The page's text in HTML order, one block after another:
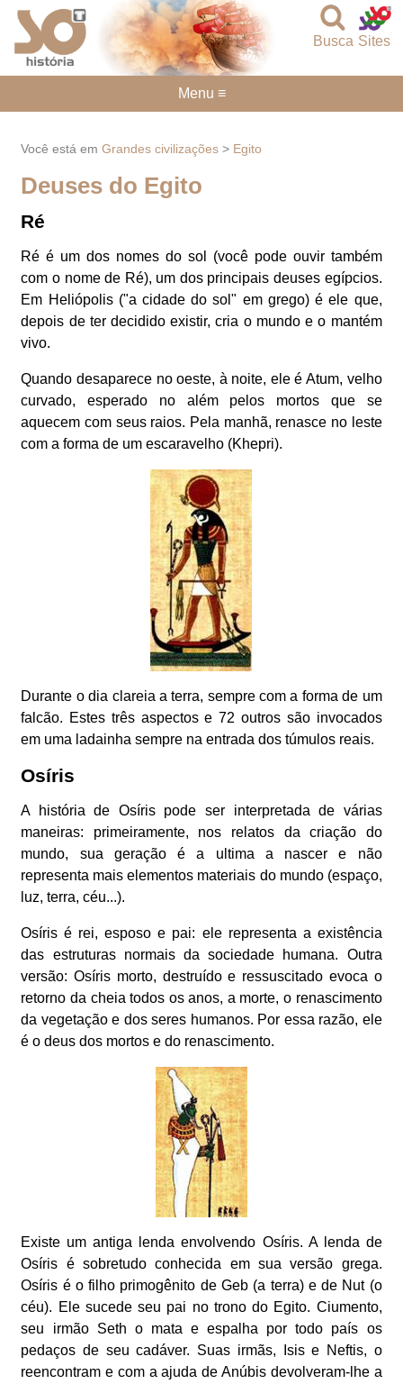
Sites
Busca
Você está emGrandes civilizações > Egito
Deuses do Egito
Ré
Ré é um dos nomes do sol (você pode ouvir também
com o nome de Ré), um dos principais deuses egípcios.
Em Heliópolis ("a cidade do sol" em grego) é ele que,
depois de ter decidido existir, cria o mundo e o mantém
vivo.
Quando desaparece no oeste, à noite, ele é Atum, velho
curvado, esperado no além pelos mortos que se
aquecem com seus raios. Pela manhã, renasce no leste
com a forma de um escaravelho (Khepri).
Durante o dia clareia a terra, sempre com a forma de um
falcão. Estes três aspectos e 72 outros são invocados
em uma ladainha sempre na entrada dos túmulos reais.
Osíris
A história de Osíris pode ser interpretada de várias
maneiras: primeiramente, nos relatos da criação do
mundo, sua geração é a ultima a nascer e não
representa mais elementos materiais do mundo (espaço,
luz, terra, céu...).
Osíris é rei, esposo e pai: ele representa a existência
das estruturas normais da sociedade humana. Outra
versão: Osíris morto, destruído e ressuscitado evoca o
retorno da cheia todos os anos, a morte, o renascimento
da vegetação e dos seres humanos. Por essa razão, ele
é o deus dos mortos e do renascimento.
Existe um antiga lenda envolvendo Osíris. A lenda de
Osíris é sobretudo conhecida em sua versão grega.
Osíris é o filho primogênito de Geb (a terra) e de Nut (o
céu). Ele sucede seu pai no trono do Egito. Ciumento,
seu irmão Seth o mata e espalha por todo país os
pedaços de seu cadáver. Suas irmãs, Isis e Neftis, o
reencontram e com a ajuda de Anúbis devolveram-lhe a